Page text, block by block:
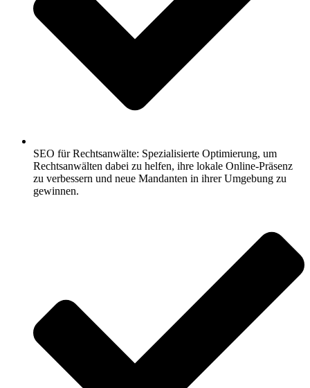
SEO für Rechtsanwälte: Spezialisierte Optimierung, um
Rechtsanwälten dabei zu helfen, ihre lokale Online-Präsenz
zu verbessern und neue Mandanten in ihrer Umgebung zu
gewinnen.